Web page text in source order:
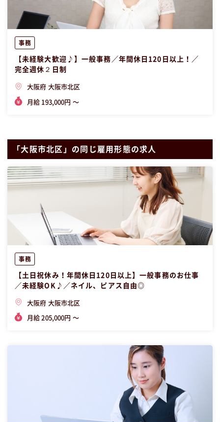
事務
【未経験大歓迎♪】一般事務／年間休日120日以上！／
完全週休２日制
大阪府 大阪市北区
月給 193,000円 〜
「大阪市北区」の同じ雇用形態の求人
事務
【土日祝休み！年間休日120日以上】一般事務のお仕事
／未経験OK♪／ネイル、ピアス自由◎
大阪府 大阪市北区
月給 205,000円 〜